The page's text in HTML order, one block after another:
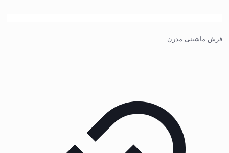
فرش ماشینی مدرن